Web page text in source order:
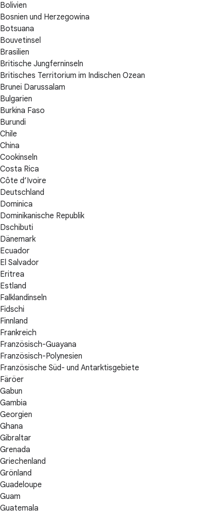
Bolivien
Bosnien und Herzegowina
Botsuana
Bouvetinsel
Brasilien
Britische Jungferninseln
Britisches Territorium im Indischen Ozean
Brunei Darussalam
Bulgarien
Burkina Faso
Burundi
Chile
China
Cookinseln
Costa Rica
Côte d’Ivoire
Deutschland
Dominica
Dominikanische Republik
Dschibuti
Dänemark
Ecuador
El Salvador
Eritrea
Estland
Falklandinseln
Fidschi
Finnland
Frankreich
Französisch-Guayana
Französisch-Polynesien
Französische Süd- und Antarktisgebiete
Färöer
Gabun
Gambia
Georgien
Ghana
Gibraltar
Grenada
Griechenland
Grönland
Guadeloupe
Guam
Guatemala